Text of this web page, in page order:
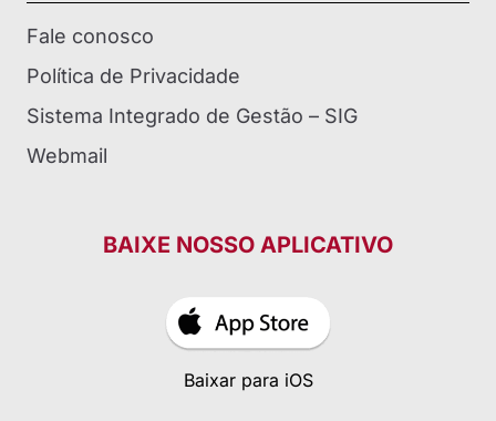
Fale conosco
Política de Privacidade
Sistema Integrado de Gestão – SIG
Webmail
BAIXE NOSSO APLICATIVO
Baixar para iOS